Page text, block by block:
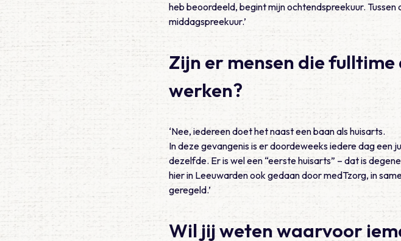
heb beoordeeld, begint mijn ochtendspreekuur.
middagspreekuur.’
Zijn er mensen die
werken?
‘Nee, iedereen doet het naast een baan als huisarts.
In deze gevangenis is er doordeweeks iedere dag
dezelfde. Er is wel een “eerste huisarts” – dat is
hier in Leeuwarden ook gedaan door medTzorg, in
geregeld.’
Wil jij weten waarvoor